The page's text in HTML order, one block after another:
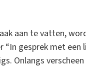
aan te vatten,
gesprek met een
Onlangs